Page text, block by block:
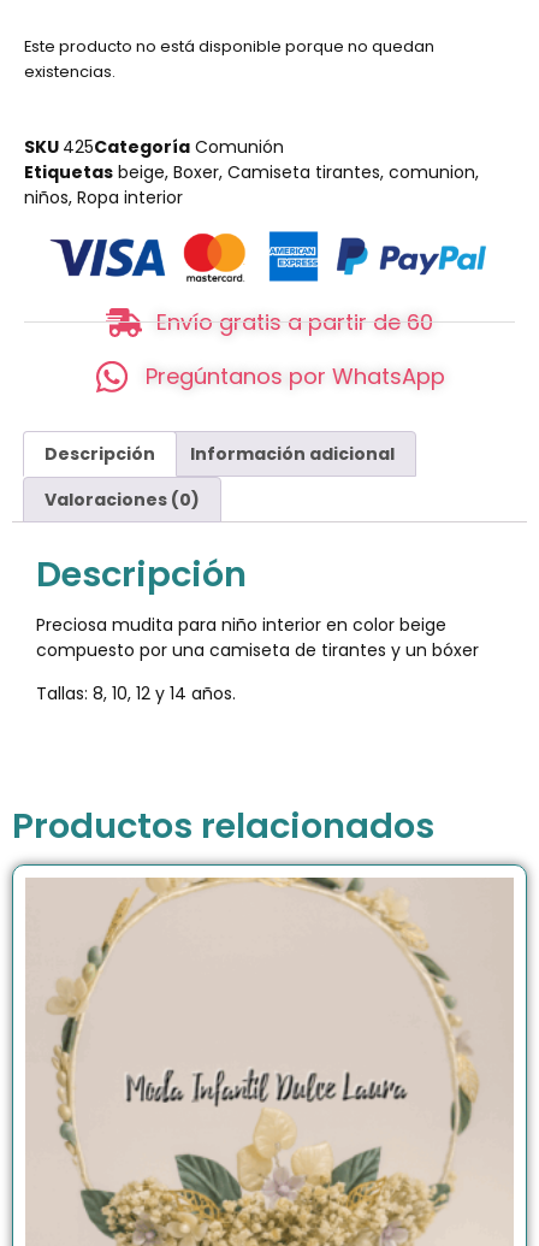
Este producto no está disponible porque no quedan
existencias.
SKU 425Categoría Comunión
Etiquetas beige, Boxer, Camiseta tirantes, comunion,
niños, Ropa interior
Envío gratis a partir de 60
Pregúntanos por WhatsApp
Descripción
Información adicional
Valoraciones (0)
Descripción
Preciosa mudita para niño interior en color beige
compuesto por una camiseta de tirantes y un bóxer
Tallas: 8, 10, 12 y 14 años.
Productos relacionados